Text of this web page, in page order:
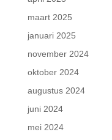
maart 2025
januari 2025
november 2024
oktober 2024
augustus 2024
juni 2024
mei 2024